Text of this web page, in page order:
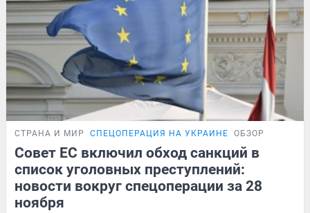
СТРАНА И МИР СПЕЦОПЕРАЦИЯ НА УКРАИНЕ ОБЗОР
Совет ЕС включил обход санкций в
список уголовных преступлений:
новости вокруг спецоперации за 28
ноября